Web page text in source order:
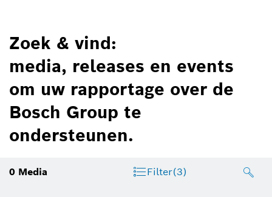
Zoek & vind:
media, releases en events
om uw rapportage over de
Bosch Group te
ondersteunen.
0 Media Filter(3)